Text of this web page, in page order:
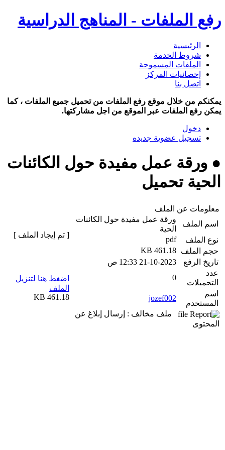
رفع الملفات - المناهج الدراسية
الرئيسية
شروط الخدمة
الملفات المسموحة
إحصائيات المركز
اتصل بنا
يمكنكم من خلال موقع رفع الملفات من تحميل جميع الملفات ، كما
يمكن رفع الملفات عبر الموقع من اجل مشاركتها.
دخول
تسجيل عضوية جديده
● ورقة عمل مفيدة حول الكائنات
الحية تحميل
معلومات عن الملف
اسم الملف
ورقة عمل مفيدة حول الكائنات
الحية
نوع الملف
pdf
حجم الملف 461.18 KB
تاريخ الرفع
21-10-2023 12:33 ص
عدد
التحميلات
0
اسم
المستخدم
jozef002
ملف مخالف : إرسال إبلاغ عن
المحتوى
[ تم إيجاد الملف ]
اضغط هنا لتنزيل
الملف
461.18 KB